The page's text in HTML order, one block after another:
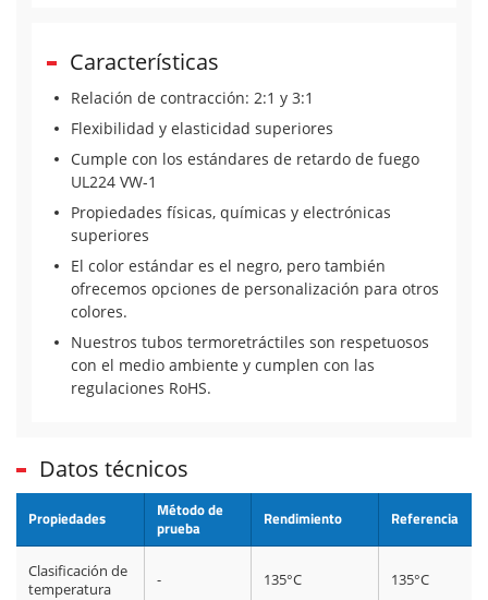
Características
Relación de contracción: 2:1 y 3:1
Flexibilidad y elasticidad superiores
Cumple con los estándares de retardo de fuego
UL224 VW-1
Propiedades físicas, químicas y electrónicas
superiores
El color estándar es el negro, pero también
ofrecemos opciones de personalización para otros
colores.
Nuestros tubos termoretráctiles son respetuosos
con el medio ambiente y cumplen con las
regulaciones RoHS.
Datos técnicos
Propiedades
Método de
prueba
Rendimiento Referencia
Clasificación de
temperatura
- 135°C 135°C